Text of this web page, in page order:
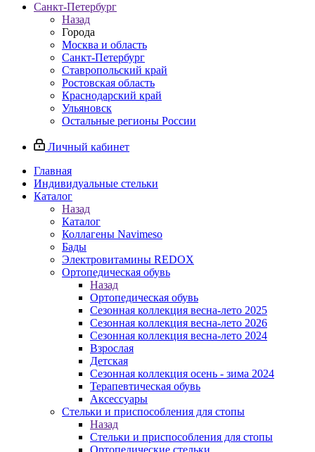
Санкт-Петербург
Назад
Города
Москва и область
Санкт-Петербург
Ставропольский край
Ростовская область
Краснодарский край
Ульяновск
Остальные регионы России
Личный кабинет
Главная
Индивидуальные стельки
Каталог
Назад
Каталог
Коллагены Navimeso
Бады
Электровитамины REDOX
Ортопедическая обувь
Назад
Ортопедическая обувь
Сезонная коллекция весна-лето 2025
Сезонная коллекция весна-лето 2026
Сезонная коллекция весна-лето 2024
Взрослая
Детская
Сезонная коллекция осень - зима 2024
Терапевтическая обувь
Аксессуары
Стельки и приспособления для стопы
Назад
Стельки и приспособления для стопы
Ортопедические стельки